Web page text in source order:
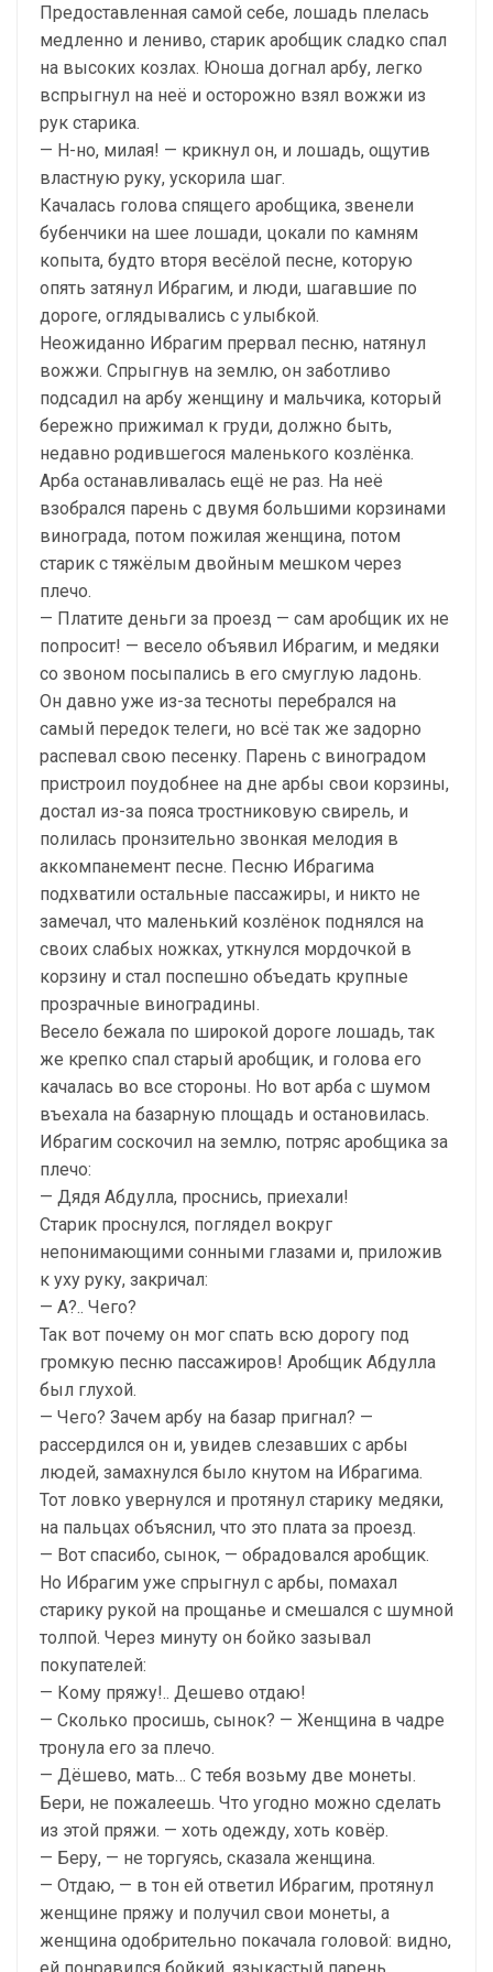
Предоставленная самой себе, лошадь плелась
медленно и лениво, старик аробщик сладко спал
на высоких козлах. Юноша догнал арбу, легко
вспрыгнул на неё и осторожно взял вожжи из
рук старика.
— Н-но, милая! — крикнул он, и лошадь, ощутив
властную руку, ускорила шаг.
Качалась голова спящего аробщика, звенели
бубенчики на шее лошади, цокали по камням
копыта, будто вторя весёлой песне, которую
опять затянул Ибрагим, и люди, шагавшие по
дороге, оглядывались с улыбкой.
Неожиданно Ибрагим прервал песню, натянул
вожжи. Спрыгнув на землю, он заботливо
подсадил на арбу женщину и мальчика, который
бережно прижимал к груди, должно быть,
недавно родившегося маленького козлёнка.
Арба останавливалась ещё не раз. На неё
взобрался парень с двумя большими корзинами
винограда, потом пожилая женщина, потом
старик с тяжёлым двойным мешком через
плечо.
— Платите деньги за проезд — сам аробщик их не
попросит! — весело объявил Ибрагим, и медяки
со звоном посыпались в его смуглую ладонь.
Он давно уже из-за тесноты перебрался на
самый передок телеги, но всё так же задорно
распевал свою песенку. Парень с виноградом
пристроил поудобнее на дне арбы свои корзины,
достал из-за пояса тростниковую свирель, и
полилась пронзительно звонкая мелодия в
аккомпанемент песне. Песню Ибрагима
подхватили остальные пассажиры, и никто не
замечал, что маленький козлёнок поднялся на
своих слабых ножках, уткнулся мордочкой в
корзину и стал поспешно объедать крупные
прозрачные виноградины.
Весело бежала по широкой дороге лошадь, так
же крепко спал старый аробщик, и голова его
качалась во все стороны. Но вот арба с шумом
въехала на базарную площадь и остановилась.
Ибрагим соскочил на землю, потряс аробщика за
плечо:
— Дядя Абдулла, проснись, приехали!
Старик проснулся, поглядел вокруг
непонимающими сонными глазами и, приложив
к уху руку, закричал:
— А?.. Чего?
Так вот почему он мог спать всю дорогу под
громкую песню пассажиров! Аробщик Абдулла
был глухой.
— Чего? Зачем арбу на базар пригнал? —
рассердился он и, увидев слезавших с арбы
людей, замахнулся было кнутом на Ибрагима.
Тот ловко увернулся и протянул старику медяки,
на пальцах объяснил, что это плата за проезд.
— Вот спасибо, сынок, — обрадовался аробщик.
Но Ибрагим уже спрыгнул с арбы, помахал
старику рукой на прощанье и смешался с шумной
толпой. Через минуту он бойко зазывал
покупателей:
— Кому пряжу!.. Дешево отдаю!
— Сколько просишь, сынок? — Женщина в чадре
тронула его за плечо.
— Дёшево, мать… С тебя возьму две монеты.
Бери, не пожалеешь. Что угодно можно сделать
из этой пряжи. — хоть одежду, хоть ковёр.
— Беру, — не торгуясь, сказала женщина.
— Отдаю, — в тон ей ответил Ибрагим, протянул
женщине пряжу и получил свои монеты, а
женщина одобрительно покачала головой: видно,